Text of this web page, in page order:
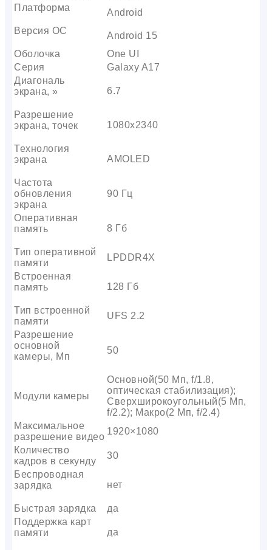
Платформа
Android
Версия ОС
Android 15
Оболочка
One UI
Серия
Galaxy A17
Диагональ
экрана, »
6.7
Разрешение
экрана, точек
1080х2340
Технология
экрана
AMOLED
Частота
обновления
экрана
90 Гц
Оперативная
память
8 Гб
Тип оперативной
памяти
LPDDR4X
Встроенная
память
128 Гб
Тип встроенной
памяти
UFS 2.2
Разрешение
основной
камеры, Мп
50
Модули камеры
Основной(50 Мп, f/1.8,
оптическая стабилизация);
Сверхширокоугольный(5 Мп,
f/2.2); Макро(2 Мп, f/2.4)
Максимальное
разрешение видео
1920×1080
Количество
кадров в секунду
30
Беспроводная
зарядка
нет
Быстрая зарядка
да
Поддержка карт
памяти
да